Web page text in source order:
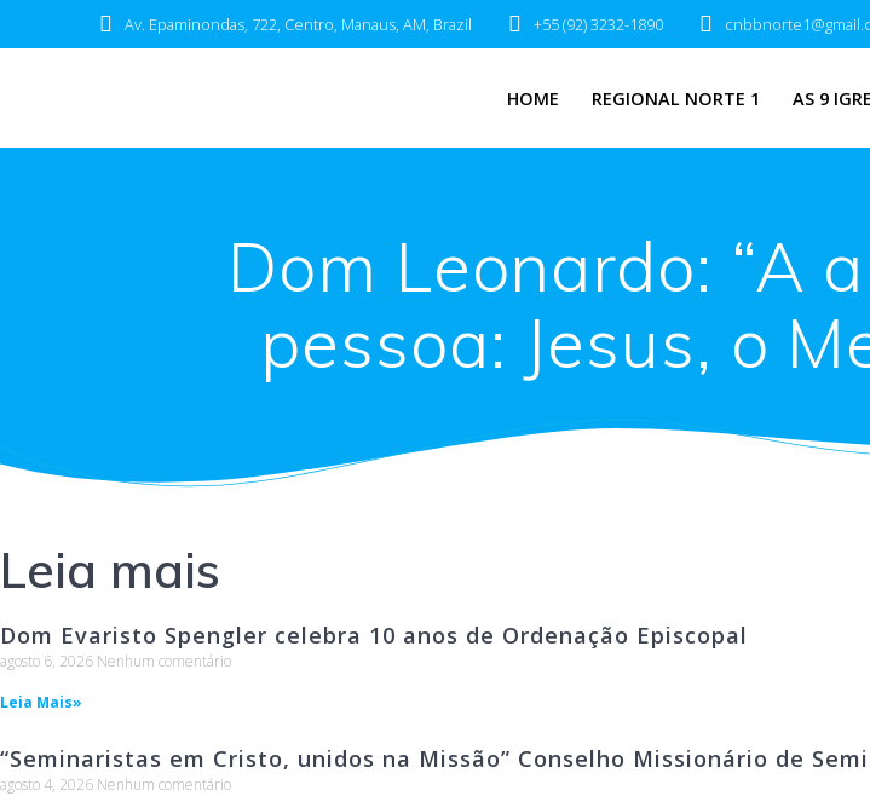
Av. Epaminondas, 722, Centro, Manaus, AM, Brazil +55 (92) 3232-1890
HOME REGIONAL NORTE 1 AS 9
Dom Leonardo: “A
pessoa: Jesus, o
Leia mais
Dom Evaristo Spengler celebra 10 anos de Ordenação Episcopal
agosto 6, 2026 Nenhum comentário
Leia Mais»
“Seminaristas em Cristo, unidos na Missão” Conselho Missionário de
agosto 4, 2026 Nenhum comentário